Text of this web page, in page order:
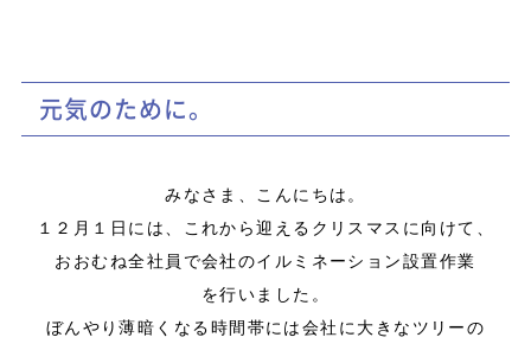
元気のために。
みなさま、こんにちは。
１２月１日には、これから迎えるクリスマスに向けて、
おおむね全社員で会社のイルミネーション設置作業
を行いました。
ぼんやり薄暗くなる時間帯には会社に大きなツリーの